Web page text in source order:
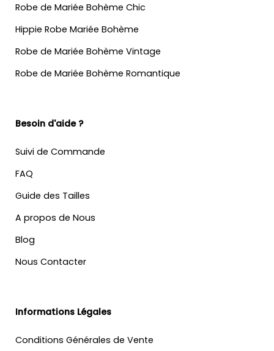
Robe de Mariée Bohème Chic
Hippie Robe Mariée Bohème
Robe de Mariée Bohème Vintage
Robe de Mariée Bohème Romantique
Besoin d'aide ?
Suivi de Commande
FAQ
Guide des Tailles
A propos de Nous
Blog
Nous Contacter
Informations Légales
Conditions Générales de Vente